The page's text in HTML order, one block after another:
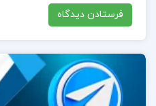
مرتضی الهی یکی از
و قلیان فعالیت می‌کند.او
سیگار و قلیان»، به
مختلف برای ترک این